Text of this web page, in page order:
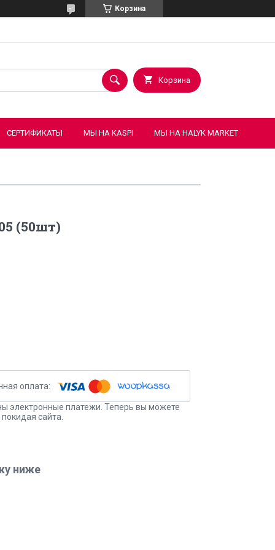
Корзина
Корзина
СЕРТИФИКАТЫ МЫ НА KASPI МЫ НА HALYK MARKET
(50шт)
электронные платежи. Теперь вы можете
сайта.
ниже